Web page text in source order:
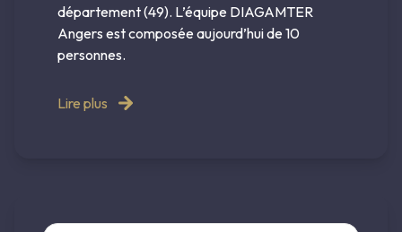
département (49). L’équipe DIAGAMTER
Angers est composée aujourd’hui de 10
personnes.
Lire plus